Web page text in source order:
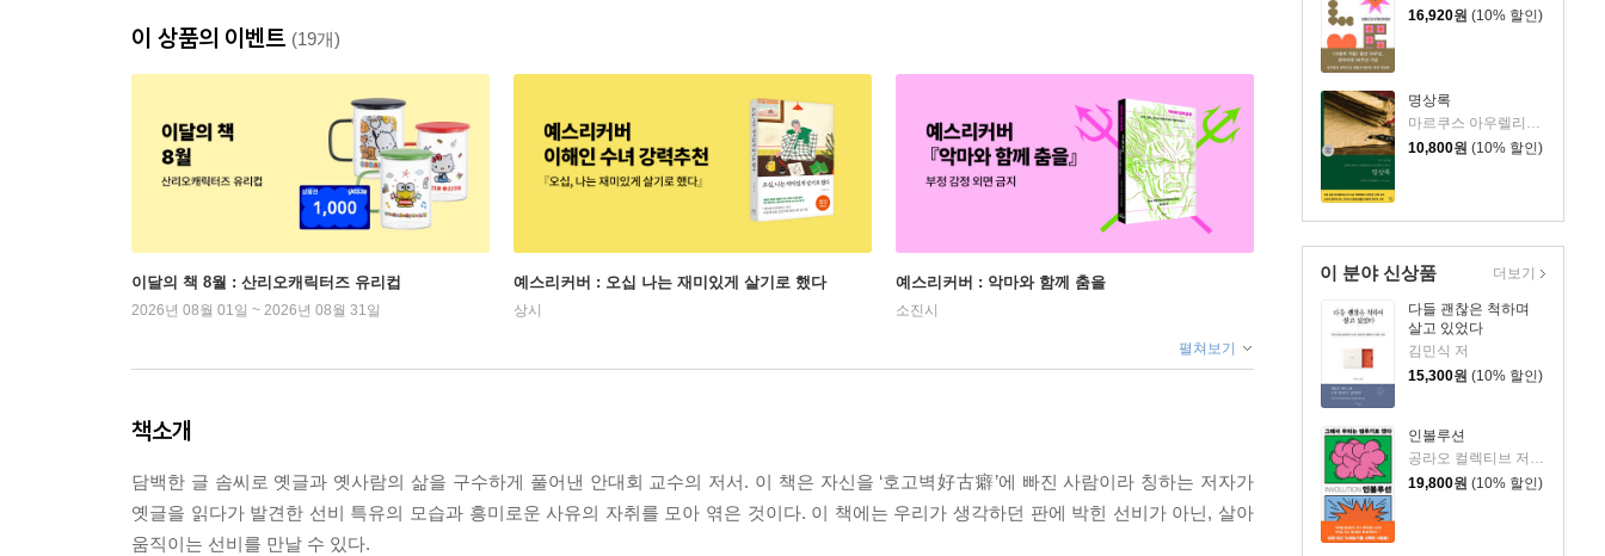
16,920원 (10% 할인)
명상록
10,800원 (10% 할인)
이 분야 신상품
다들 괜찮은 척하며
살고 있었다
김민식 저
15,300원 (10% 할인)
인볼루션
공라오 컬렉티브 저/홍명교 역
19,800원 (10% 할인)
더보기
이 상품의 이벤트 (19개)
이달의 책 8월 : 산리오캐릭터즈 유리컵
2026년 08월 01일 ~ 2026년 08월 31일
예스리커버 : 오십 나는 재미있게 살기로 했다
상시
예스리커버 : 악마와 함께 춤을
소진시
펼쳐보기
책소개
담백한 글 솜씨로 옛글과 옛사람의 삶을 구수하게 풀어낸 안대회 교수의 저서. 이 책은 자신을 ‘호고벽好古癖’에 빠진 사람이라 칭하는 저자가
옛글을 읽다가 발견한 선비 특유의 모습과 흥미로운 사유의 자취를 모아 엮은 것이다. 이 책에는 우리가 생각하던 판에 박힌 선비가 아닌, 살아
움직이는 선비를 만날 수 있다.